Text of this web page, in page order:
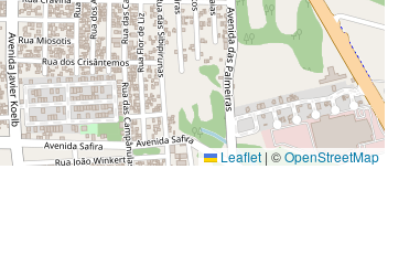
Leaflet | ©OpenStreetMap